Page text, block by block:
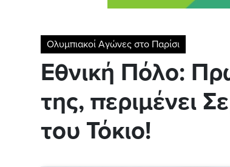
Ολυμπιακοί Αγώνες στο Παρίσι
Εθνική Πόλο:
της, περιμένει
του Τόκιο!